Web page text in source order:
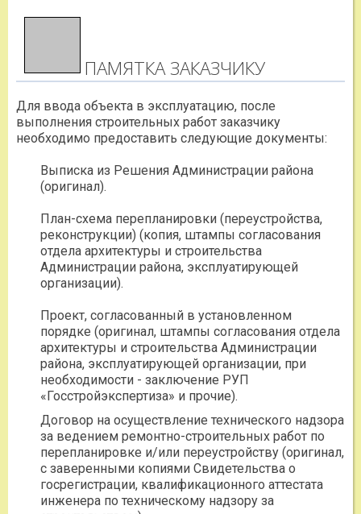
ПАМЯТКА ЗАКАЗЧИКУ
Для ввода объекта в эксплуатацию, после
выполнения строительных работ заказчику
необходимо предоставить следующие документы:
Выписка из Решения Администрации района
(оригинал).
План-схема перепланировки (переустройства,
реконструкции) (копия, штампы согласования
отдела архитектуры и строительства
Администрации района, эксплуатирующей
организации).
Проект, согласованный в установленном
порядке (оригинал, штампы согласования отдела
архитектуры и строительства Администрации
района, эксплуатирующей организации, при
необходимости - заключение РУП
«Госстройэкспертиза» и прочие).
Договор на осуществление технического надзора
за ведением ремонтно-строительных работ по
перепланировке и/или переустройству (оригинал,
с заверенными копиями Свидетельства о
госрегистрации, квалификационного аттестата
инженера по техническому надзору за